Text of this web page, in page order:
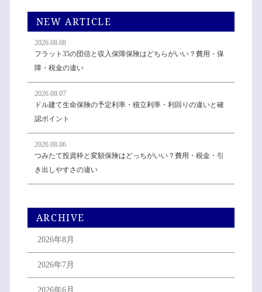
NEW ARTICLE
2026.08.08
フラット35の団信と収入保障保険はどちらがいい？費用・保
障・税金の違い
2026.08.07
ドル建て生命保険の予定利率・積立利率・利回りの違いと確
認ポイント
2026.08.06
つみたて投資枠と変額保険はどっちがいい？費用・税金・引
き出しやすさの違い
ARCHIVE
2026年8月
2026年7月
2026年6月